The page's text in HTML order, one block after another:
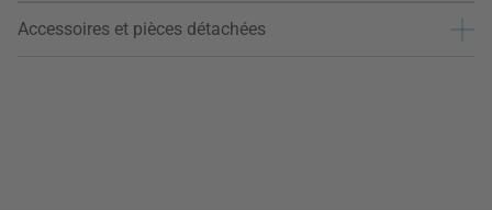
Accessoires et pièces détachées